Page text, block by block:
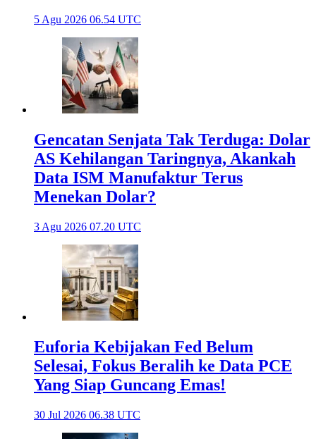
5 Agu 2026 06.54 UTC
Gencatan Senjata Tak Terduga: Dolar
AS Kehilangan Taringnya, Akankah
Data ISM Manufaktur Terus
Menekan Dolar?
3 Agu 2026 07.20 UTC
Euforia Kebijakan Fed Belum
Selesai, Fokus Beralih ke Data PCE
Yang Siap Guncang Emas!
30 Jul 2026 06.38 UTC